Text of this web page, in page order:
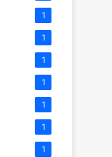
1
1
1
1
1
1
1